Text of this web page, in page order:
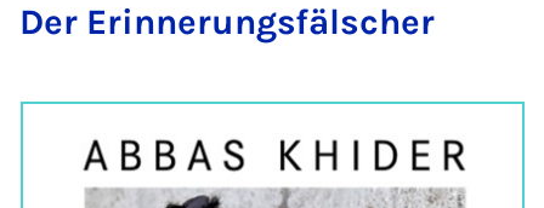
Der Er­in­ne­rungs­fäl­scher